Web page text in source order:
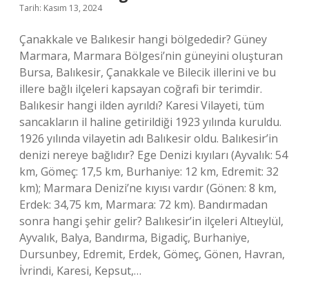
Tarih: Kasım 13, 2024
Çanakkale ve Balıkesir hangi bölgededir? Güney
Marmara, Marmara Bölgesi’nin güneyini oluşturan
Bursa, Balıkesir, Çanakkale ve Bilecik illerini ve bu
illere bağlı ilçeleri kapsayan coğrafi bir terimdir.
Balıkesir hangi ilden ayrıldı? Karesi Vilayeti, tüm
sancakların il haline getirildiği 1923 yılında kuruldu.
1926 yılında vilayetin adı Balıkesir oldu. Balıkesir’in
denizi nereye bağlıdır? Ege Denizi kıyıları (Ayvalık: 54
km, Gömeç: 17,5 km, Burhaniye: 12 km, Edremit: 32
km); Marmara Denizi’ne kıyısı vardır (Gönen: 8 km,
Erdek: 34,75 km, Marmara: 72 km). Bandırmadan
sonra hangi şehir gelir? Balıkesir’in ilçeleri Altıeylül,
Ayvalık, Balya, Bandırma, Bigadiç, Burhaniye,
Dursunbey, Edremit, Erdek, Gömeç, Gönen, Havran,
İvrindi, Karesi, Kepsut,…